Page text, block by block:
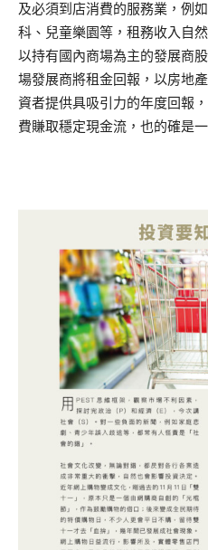
及必須到店消費的服務業，例
科、兒童樂園等，租務收入自
以持有國內商場為主的發展商
場發展商將租金回報，以房地
資者提供具吸引力的年度回報
費賺取穩定現金流，也的確是